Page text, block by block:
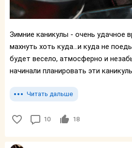
Зимние каникулы - очень удачное
махнуть хоть куда...и куда не
будет весело, атмосферно и
начинали планировать эти
Читать дальше
10 18